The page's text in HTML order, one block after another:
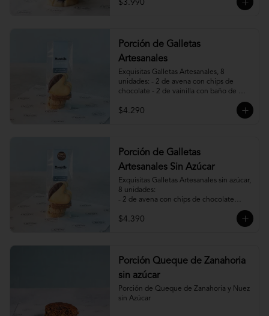
$3.990
Porción de Galletas
Artesanales
Exquisitas Galletas Artesanales, 8
unidades: - 2 de avena con chips de
chocolate - 2 de vainilla con baño de
chocolate - 2 de vainilla con mermelada
de frambuesa - 2 de canela, miel y
$4.290
Porción de Galletas
Artesanales Sin Azúcar
Exquisitas Galletas Artesanales sin azúcar,
8 unidades:
- 2 de avena con chips de chocolate
- 2 de vainilla con mermelada de
$4.390
Porción Queque de Zanahoria
sin azúcar
Porción de Queque de Zanahoria y Nuez
sin Azúcar